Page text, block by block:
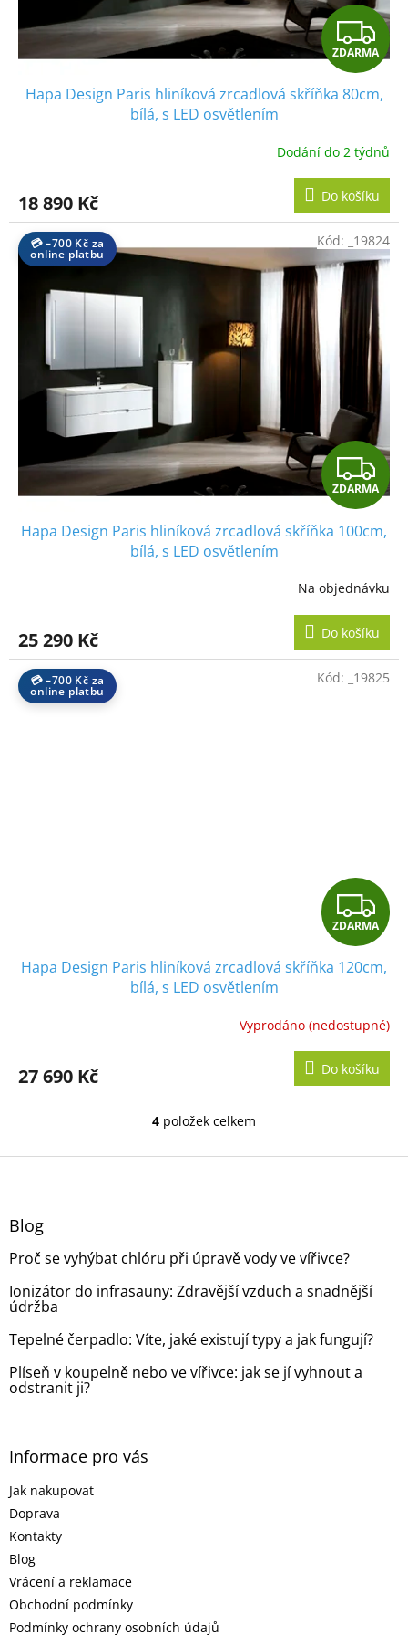
Z
D
A
R
M
A
ZDARMA
Hapa Design Paris hliníková zrcadlová skříňka 80cm,
bílá, s LED osvětlením
Dodání do 2 týdnů
18 890 Kč Do košíku
💳 –700 Kč za
online platbu
Z
D
A
R
M
A
ZDARMA
Hapa Design Paris hliníková zrcadlová skříňka 100cm,
bílá, s LED osvětlením
Na objednávku
25 290 Kč Do košíku
Kód: _19824
💳 –700 Kč za
online platbu
Z
D
A
R
M
A
ZDARMA
Hapa Design Paris hliníková zrcadlová skříňka 120cm,
bílá, s LED osvětlením
Vyprodáno (nedostupné)
27 690 Kč Do košíku
Kód: _19825
O
l
p
r
v
y
ý
4 položek celkem
Z
Blog
Proč se vyhýbat chlóru při úpravě vody ve vířivce?
Ionizátor do infrasauny: Zdravější vzduch a snadnější
údržba
Tepelné čerpadlo: Víte, jaké existují typy a jak fungují?
Plíseň v koupelně nebo ve vířivce: jak se jí vyhnout a
odstranit ji?
Informace pro vás
Jak nakupovat
Doprava
Kontakty
Blog
Vrácení a reklamace
Obchodní podmínky
Podmínky ochrany osobních údajů